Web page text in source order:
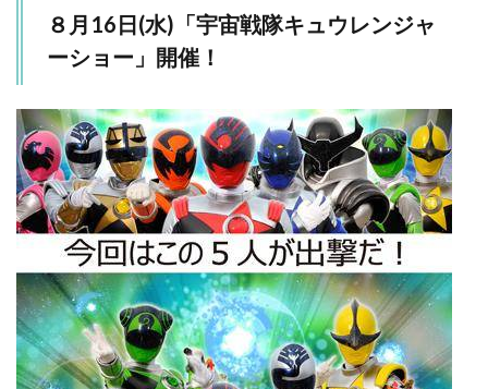
８月16日(水)「宇宙戦隊キュウレンジャ
ーショー」開催！